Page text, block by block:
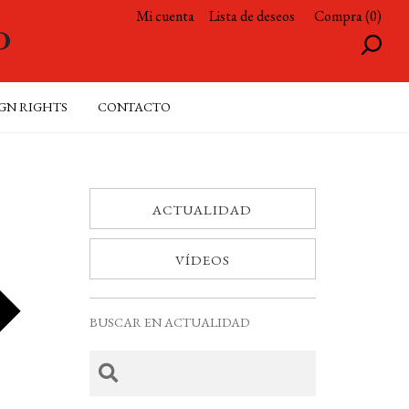
Mi cuenta Lista de deseos Compra (0)
RIGHTS CONTACTO
ACTUALIDAD
VÍDEOS
BUSCAR EN ACTUALIDAD